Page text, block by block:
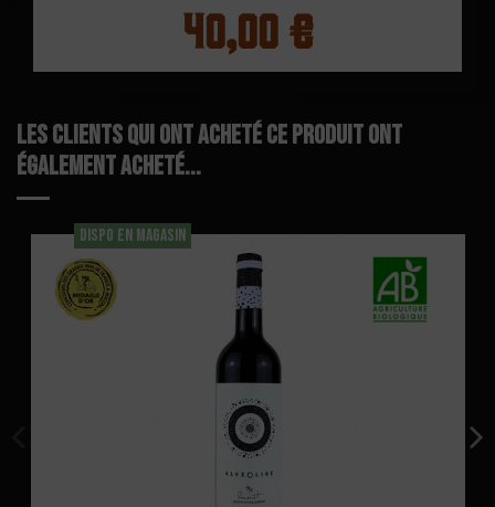
40,00 €
Les clients qui ont acheté ce produit ont
également acheté...
DISPO EN MAGASIN